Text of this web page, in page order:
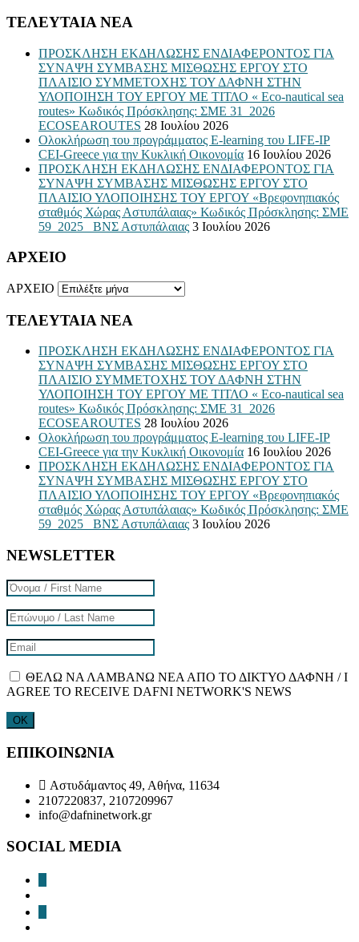
ΤΕΛΕΥΤΑΙΑ ΝΕΑ
ΠΡΟΣΚΛΗΣΗ ΕΚΔΗΛΩΣΗΣ ΕΝΔΙΑΦΕΡΟΝΤΟΣ ΓΙΑ
ΣΥΝΑΨΗ ΣΥΜΒΑΣΗΣ ΜΙΣΘΩΣΗΣ ΕΡΓΟΥ ΣΤΟ
ΠΛΑΙΣΙΟ ΣΥΜΜΕΤΟΧΗΣ ΤΟΥ ΔΑΦΝΗ ΣΤΗΝ
ΥΛΟΠΟΙΗΣΗ ΤΟΥ ΕΡΓΟΥ ΜΕ ΤΙΤΛΟ « Eco-nautical sea
routes» Κωδικός Πρόσκλησης: ΣΜΕ 31_2026
ECOSEAROUTES 28 Ιουλίου 2026
Ολοκλήρωση του προγράμματος E-learning του LIFE-IP
CEI-Greece για την Κυκλική Οικονομία 16 Ιουλίου 2026
ΠΡΟΣΚΛΗΣΗ ΕΚΔΗΛΩΣΗΣ ΕΝΔΙΑΦΕΡΟΝΤΟΣ ΓΙΑ
ΣΥΝΑΨΗ ΣΥΜΒΑΣΗΣ ΜΙΣΘΩΣΗΣ ΕΡΓΟΥ ΣΤΟ
ΠΛΑΙΣΙΟ ΥΛΟΠΟΙΗΣΗΣ ΤΟΥ ΕΡΓΟΥ «Βρεφονηπιακός
σταθμός Χώρας Αστυπάλαιας» Κωδικός Πρόσκλησης: ΣΜΕ
59_2025_ ΒΝΣ Αστυπάλαιας 3 Ιουλίου 2026
ΑΡΧΕΙΟ
ΑΡΧΕΙΟ
ΤΕΛΕΥΤΑΙΑ ΝΕΑ
ΠΡΟΣΚΛΗΣΗ ΕΚΔΗΛΩΣΗΣ ΕΝΔΙΑΦΕΡΟΝΤΟΣ ΓΙΑ
ΣΥΝΑΨΗ ΣΥΜΒΑΣΗΣ ΜΙΣΘΩΣΗΣ ΕΡΓΟΥ ΣΤΟ
ΠΛΑΙΣΙΟ ΣΥΜΜΕΤΟΧΗΣ ΤΟΥ ΔΑΦΝΗ ΣΤΗΝ
ΥΛΟΠΟΙΗΣΗ ΤΟΥ ΕΡΓΟΥ ΜΕ ΤΙΤΛΟ « Eco-nautical sea
routes» Κωδικός Πρόσκλησης: ΣΜΕ 31_2026
ECOSEAROUTES 28 Ιουλίου 2026
Ολοκλήρωση του προγράμματος E-learning του LIFE-IP
CEI-Greece για την Κυκλική Οικονομία 16 Ιουλίου 2026
ΠΡΟΣΚΛΗΣΗ ΕΚΔΗΛΩΣΗΣ ΕΝΔΙΑΦΕΡΟΝΤΟΣ ΓΙΑ
ΣΥΝΑΨΗ ΣΥΜΒΑΣΗΣ ΜΙΣΘΩΣΗΣ ΕΡΓΟΥ ΣΤΟ
ΠΛΑΙΣΙΟ ΥΛΟΠΟΙΗΣΗΣ ΤΟΥ ΕΡΓΟΥ «Βρεφονηπιακός
σταθμός Χώρας Αστυπάλαιας» Κωδικός Πρόσκλησης: ΣΜΕ
59_2025_ ΒΝΣ Αστυπάλαιας 3 Ιουλίου 2026
NEWSLETTER
ΘΕΛΩ ΝΑ ΛΑΜΒΑΝΩ ΝΕΑ ΑΠΟ ΤΟ ΔΙΚΤΥΟ ΔΑΦΝΗ / I
AGREE TO RECEIVE DAFNI NETWORK'S NEWS
ΕΠΙΚΟΙΝΩΝΙΑ
Αστυδάμαντος 49, Αθήνα, 11634
2107220837, 2107209967
info@dafninetwork.gr
SOCIAL MEDIA